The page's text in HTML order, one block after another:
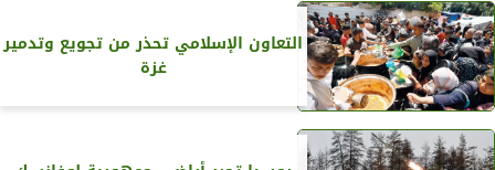
التعاون الإسلامي تحذر من تجويع وتدمير
غزة